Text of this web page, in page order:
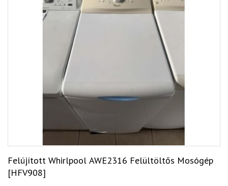
Felújított Whirlpool AWE2316 Felültöltős Mosógép
[HFV908]